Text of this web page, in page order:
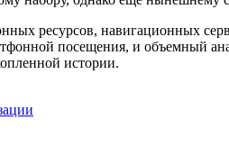
ресурсов, навигационных
посещения, и объемный
истории.